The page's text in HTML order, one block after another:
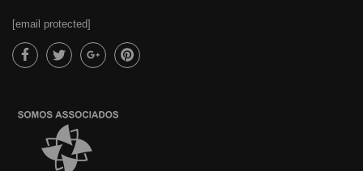
[email protected]